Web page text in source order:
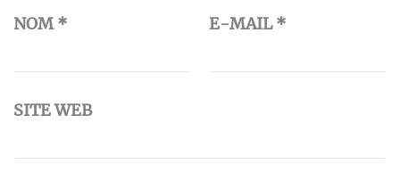
NOM* E-MAIL*
SITE WEB